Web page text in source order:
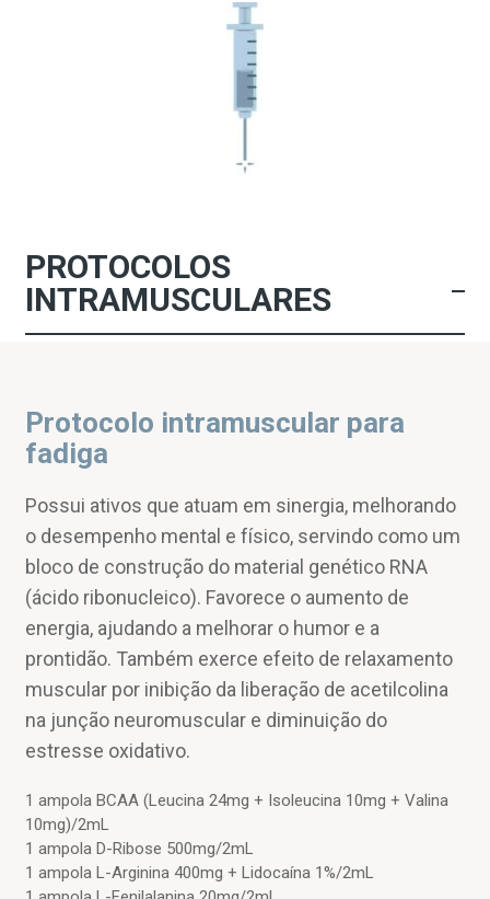
PROTOCOLOS
INTRAMUSCULARES
Protocolo intramuscular para
fadiga
Possui ativos que atuam em sinergia, melhorando
o desempenho mental e físico, servindo como um
bloco de construção do material genético RNA
(ácido ribonucleico). Favorece o aumento de
energia, ajudando a melhorar o humor e a
prontidão. Também exerce efeito de relaxamento
muscular por inibição da liberação de acetilcolina
na junção neuromuscular e diminuição do
estresse oxidativo.
1 ampola BCAA (Leucina 24mg + Isoleucina 10mg + Valina
10mg)/2mL
1 ampola D-Ribose 500mg/2mL
1 ampola L-Arginina 400mg + Lidocaína 1%/2mL